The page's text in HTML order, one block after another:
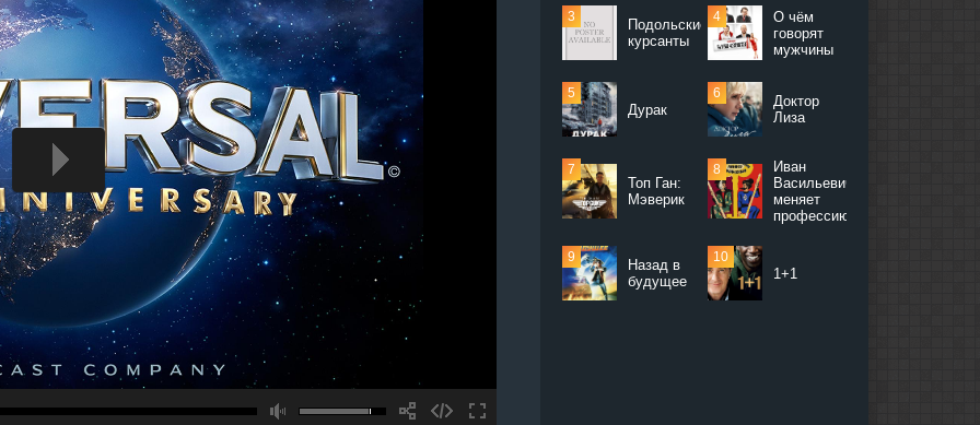
Подольские
курсанты
О чём
говорят
мужчины
Дурак
Доктор
Лиза
Топ Ган:
Мэверик
Иван
Васильевич
меняет
профессию
Назад в
будущее
1+1